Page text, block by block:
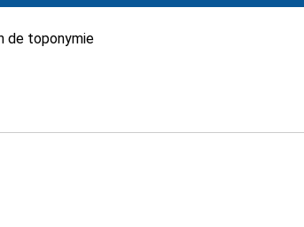
de toponymie